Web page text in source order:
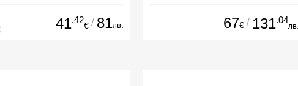
41.42
€ / 81лв. 67€ / 131.04
лв.